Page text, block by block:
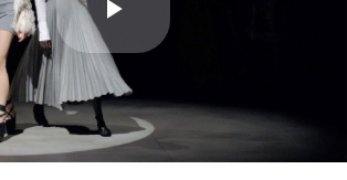
Play
Video